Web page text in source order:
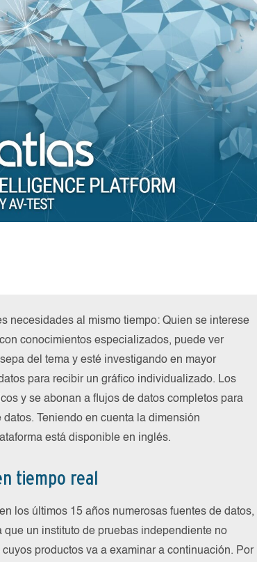
necesidades al mismo tiempo: Quien se interese
conocimientos especializados, puede ver
del tema y esté investigando en mayor
para recibir un gráfico individualizado. Los
y se abonan a flujos de datos completos para
Teniendo en cuenta la dimensión
está disponible en inglés.
tiempo real
los últimos 15 años numerosas fuentes de datos,
un instituto de pruebas independiente no
productos va a examinar a continuación. Por